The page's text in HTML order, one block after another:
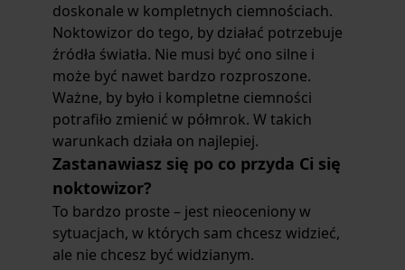
doskonale w kompletnych ciemnościach.
Noktowizor do tego, by działać potrzebuje
źródła światła. Nie musi być ono silne i
może być nawet bardzo rozproszone.
Ważne, by było i kompletne ciemności
potrafiło zmienić w półmrok. W takich
warunkach działa on najlepiej.
Zastanawiasz się po co przyda Ci się
noktowizor?
To bardzo proste – jest nieoceniony w
sytuacjach, w których sam chcesz widzieć,
ale nie chcesz być widzianym.